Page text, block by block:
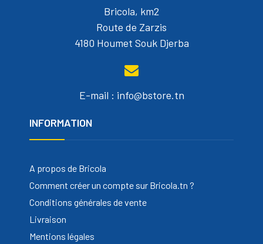
Bricola, km2
Route de Zarzis
4180 Houmet Souk Djerba
E-mail : info@bstore.tn
INFORMATION
A propos de Bricola
Comment créer un compte sur Bricola.tn ?
Conditions générales de vente
Livraison
Mentions légales